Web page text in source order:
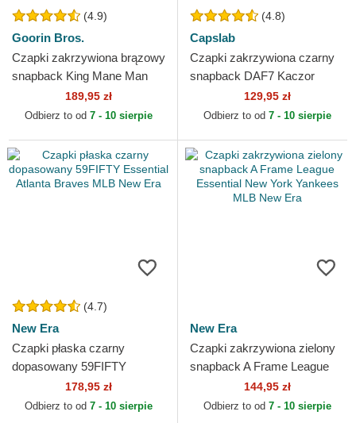
(4.9)
Goorin Bros.
Czapki zakrzywiona brązowy
snapback King Mane Man
The Farm Goorin Bros.
189,95 zł
Odbierz to od 7 - 10 sierpie
(4.8)
Capslab
Czapki zakrzywiona czarny
snapback DAF7 Kaczor
Daffy Looney Tunes Capslab
129,95 zł
Odbierz to od 7 - 10 sierpie
(4.7)
New Era
Czapki płaska czarny
dopasowany 59FIFTY
Essential Atlanta Braves
MLB New Era
178,95 zł
Odbierz to od 7 - 10 sierpie
New Era
Czapki zakrzywiona zielony
snapback A Frame League
Essential New York Yankees
MLB New Era
144,95 zł
Odbierz to od 7 - 10 sierpie